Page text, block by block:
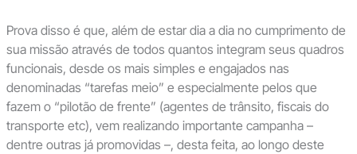
Prova disso é que, além de estar dia a dia no cumprimento de
sua missão através de todos quantos integram seus quadros
funcionais, desde os mais simples e engajados nas
denominadas “tarefas meio” e especialmente pelos que
fazem o “pilotão de frente” (agentes de trânsito, fiscais do
transporte etc), vem realizando importante campanha –
dentre outras já promovidas –, desta feita, ao longo deste